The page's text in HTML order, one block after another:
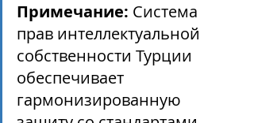
Примечание: Система
прав интеллектуальной
собственности Турции
обеспечивает
гармонизированную